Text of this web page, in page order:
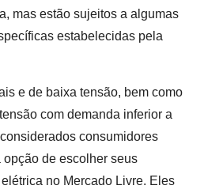
mas estão sujeitos a algumas
estabelecidas pela
e de baixa tensão, bem como
com demanda inferior a
consumidores
de escolher seus
no Mercado Livre. Eles